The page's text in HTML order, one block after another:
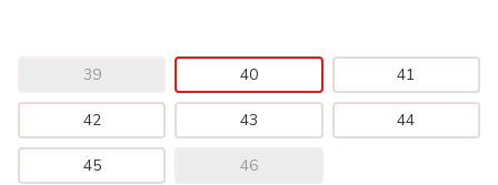
39 40 41
42 43 44
45 46